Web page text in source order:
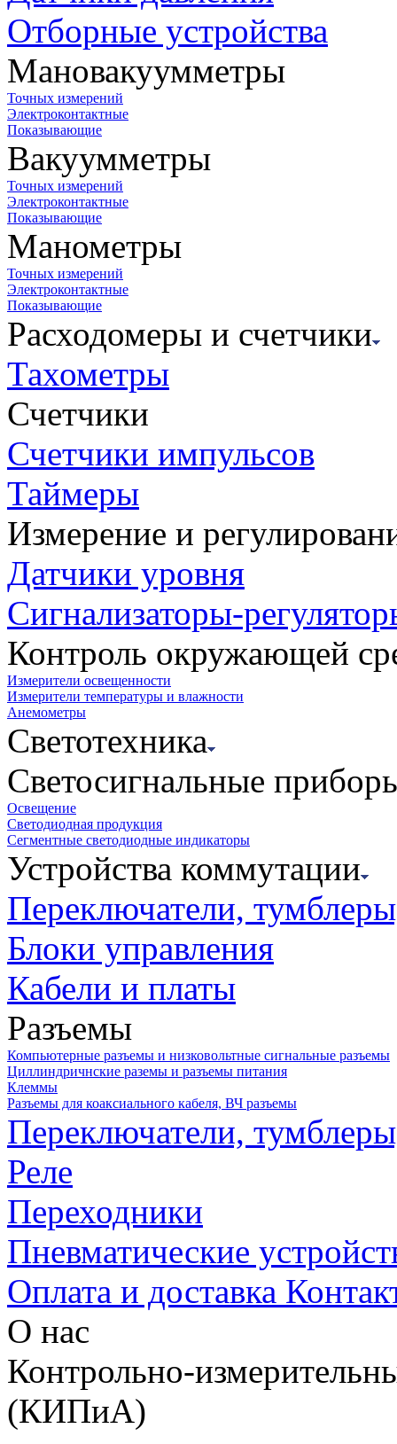
Отборные устройства
Мановакуумметры
Точных измерений
Электроконтактные
Показывающие
Вакуумметры
Точных измерений
Электроконтактные
Показывающие
Манометры
Точных измерений
Электроконтактные
Показывающие
Расходомеры и счетчики
Тахометры
Счетчики
Счетчики импульсов
Таймеры
Измерение и
Датчики уровня
Сигнализаторы-
Контроль окружающей
Измерители освещенности
Измерители температуры и влажности
Анемометры
Светотехника
Светосигнальные
Освещение
Светодиодная продукция
Сегментные светодиодные индикаторы
Устройства коммутации
Переключатели,
Блоки управления
Кабели и платы
Разъемы
Компьютерные разъемы и низковольтные сигнальные разъемы
Циллиндричнские раземы и разъемы питания
Клеммы
Разъемы для коаксиального кабеля, ВЧ разъемы
Переключатели,
Реле
Переходники
Пневматические
Оплата и доставка
О нас
Контрольно-
(КИПиА)